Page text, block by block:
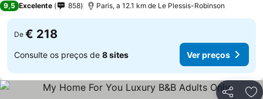
9,5 Excelente 858 Paris, a 12.1 km de Le Plessis-Robinson
De € 218
Consulte os preços de 8 sites Ver preços